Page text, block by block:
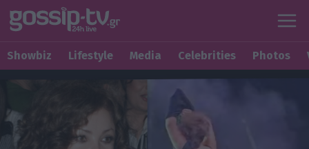
Showbiz Lifestyle Media Celebrities Photos